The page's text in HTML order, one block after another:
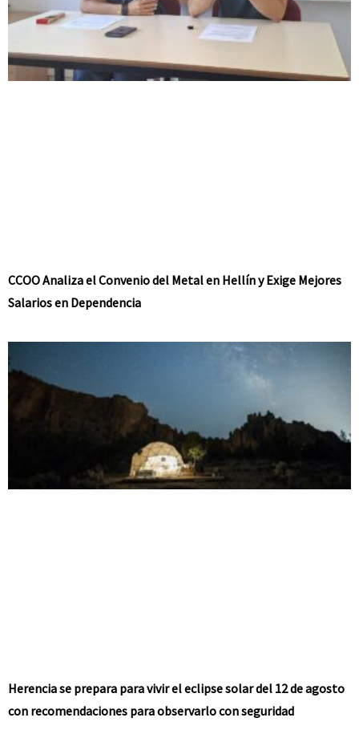
CCOO Analiza el Convenio del Metal en Hellín y Exige Mejores
Salarios en Dependencia
Herencia se prepara para vivir el eclipse solar del 12 de agosto
con recomendaciones para observarlo con seguridad